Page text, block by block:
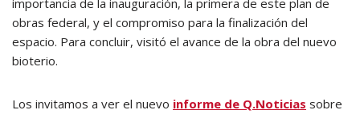
importancia de la inauguración, la primera de este plan de
obras federal, y el compromiso para la finalización del
espacio. Para concluir, visitó el avance de la obra del nuevo
bioterio.
Los invitamos a ver el nuevo informe de Q.Noticias sobre